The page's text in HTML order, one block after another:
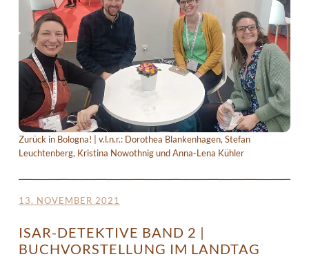
Zurück in Bologna! | v.l.n.r.: Dorothea Blankenhagen, Stefan
Leuchtenberg, Kristina Nowothnig und Anna-Lena Kühler
13. NOVEMBER 2021
ISAR-DETEKTIVE BAND 2 |
BUCHVORSTELLUNG IM LANDTAG